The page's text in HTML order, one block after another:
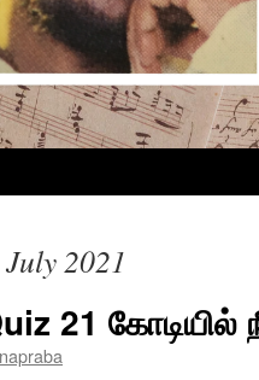
July 2021
21 கோடியில்